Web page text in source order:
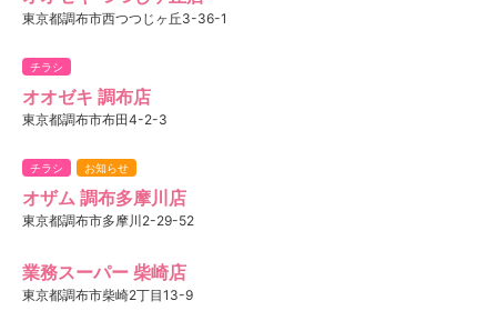
東京都調布市西つつじヶ丘3-36-1
チラシ
オオゼキ 調布店
東京都調布市布田4-2-3
チラシ お知らせ
オザム 調布多摩川店
東京都調布市多摩川2-29-52
業務スーパー 柴崎店
東京都調布市柴崎2丁目13-9